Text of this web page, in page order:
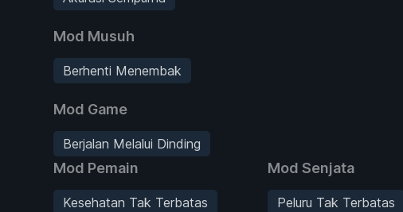
Mod Musuh
Berhenti Menembak
Mod Game
Berjalan Melalui Dinding
Mod Pemain
Kesehatan Tak Terbatas
Mod Senjata
Peluru Tak Terbatas